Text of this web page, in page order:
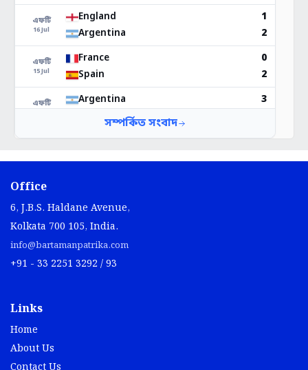
Office
6, J.B.S. Haldane Avenue,
Kolkata 700 105, India.
info@bartamanpatrika.com
+91 - 33 2251 3292 / 93
Links
Home
About Us